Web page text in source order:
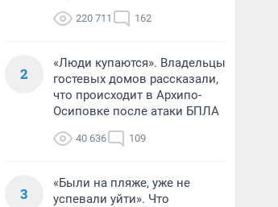
220 711 162
2
«Люди купаются». Владельцы
гостевых домов рассказали,
что происходит в Архипо-
Осиповке после атаки БПЛА
40 636 109
3
«Были на пляже, уже не
успевали уйти». Что